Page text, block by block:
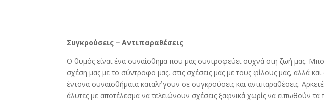
Συγκρούσεις − Αντιπαραθέσεις
Ο θυμός είναι ένα συναίσθημα που μας συντροφεύει συχνά στη ζωή μας.
σχέση μας με το σύντροφο μας, στις σχέσεις μας με τους φίλους μας, αλλά
έντονα συναισθήματα καταλήγουν σε συγκρούσεις και αντιπαραθέσεις.
άλυτες με αποτέλεσμα να τελειώνουν σχέσεις ξαφνικά χωρίς να